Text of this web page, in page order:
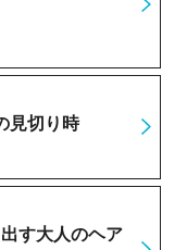
見切り時
す大人のヘア